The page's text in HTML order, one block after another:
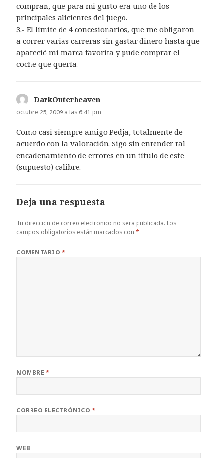
compran, que para mi gusto era uno de los
principales alicientes del juego.
3.- El límite de 4 concesionarios, que me obligaron
a correr varias carreras sin gastar dinero hasta que
apareció mi marca favorita y pude comprar el
coche que quería.
DarkOuterheaven
octubre 25, 2009 a las 6:41 pm
Como casi siempre amigo Pedja, totalmente de
acuerdo con la valoración. Sigo sin entender tal
encadenamiento de errores en un título de este
(supuesto) calibre.
Deja una respuesta
Tu dirección de correo electrónico no será publicada. Los
campos obligatorios están marcados con*
COMENTARIO *
NOMBRE *
CORREO ELECTRÓNICO *
WEB